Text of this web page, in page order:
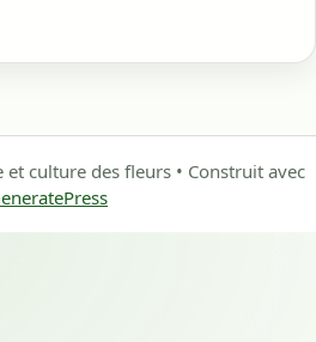
culture des fleurs • Construit avec